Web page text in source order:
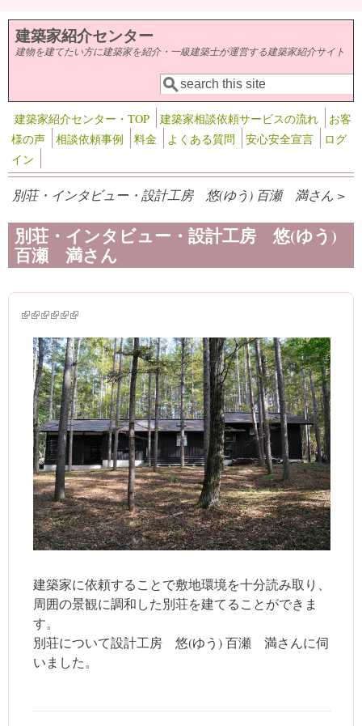
メインコンテンツに移動
建築家紹介センター
建物を建てたい方に建築家を紹介・一級建築士が運営する建築家紹介サイト
検索フォーム
検索
建築家紹介センター・TOP 建築家相談依頼サービスの流れ
お客
様の声
相談依頼事例 料金 よくある質問 安心安全宣言
ログ
イン
別荘・インタビュー・設計工房 悠(ゆう) 百瀬 満さん >
別荘・インタビュー・設計工房 悠(ゆう)
百瀬 満さん
(link is external)
(link is external)
(link is external)
(link is external)
(link is external)
(link is external)
建築家に依頼することで敷地環境を十分読み取り、
周囲の景観に調和した別荘を建てることができま
す。
別荘について設計工房 悠(ゆう) 百瀬 満さんに伺
いました。